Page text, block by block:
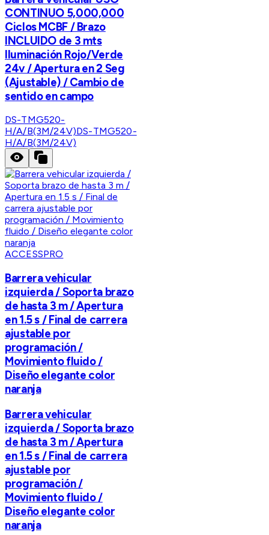
CONTINUO 5,000,000
Ciclos MCBF / Brazo
INCLUIDO de 3 mts
Iluminación Rojo/Verde
24v / Apertura en 2 Seg
(Ajustable) / Cambio de
sentido en campo
DS-TMG520-
H/A/B(3M/24V)DS-TMG520-
H/A/B(3M/24V)
ACCESSPRO
Barrera vehicular
izquierda / Soporta brazo
de hasta 3 m / Apertura
en 1.5 s / Final de carrera
ajustable por
programación /
Movimiento fluido /
Diseño elegante color
naranja
Barrera vehicular
izquierda / Soporta brazo
de hasta 3 m / Apertura
en 1.5 s / Final de carrera
ajustable por
programación /
Movimiento fluido /
Diseño elegante color
naranja